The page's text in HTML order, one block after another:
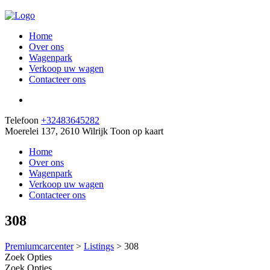
Home
Over ons
Wagenpark
Verkoop uw wagen
Contacteer ons
Telefoon +32483645282
Moerelei 137, 2610 Wilrijk Toon op kaart
Home
Over ons
Wagenpark
Verkoop uw wagen
Contacteer ons
308
Premiumcarcenter> Listings > 308
Zoek Opties
Zoek Opties